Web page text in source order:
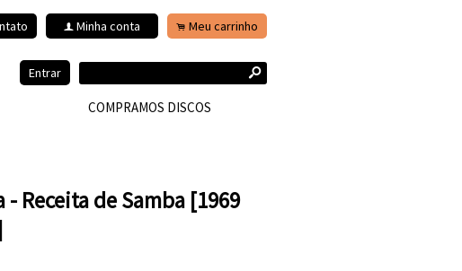
f Minha conta . Meu carrinho
Entrar s
COMPRAMOS DISCOS
Receita de Samba [1969